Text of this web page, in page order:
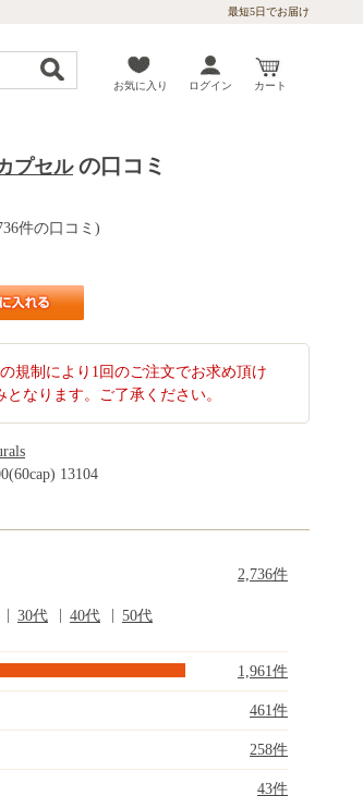
最短5日でお届け
お気に入り ログイン カート
プセルの口コミ
件の口コミ)
規制により1回のご注文でお求め頂け
となります。ご了承ください。
13104
2,736件
30代 40代 50代
1,961件
461件
258件
43件